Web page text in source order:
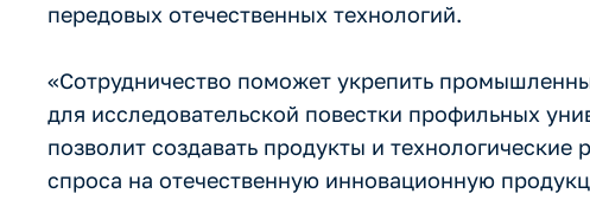
передовых отечественных технологий.
«Сотрудничество поможет укрепить
для исследовательской повестки профильных
позволит создавать продукты и
спроса на отечественную инновационную